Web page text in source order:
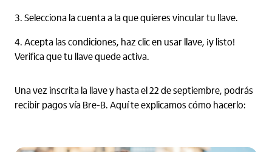
Selecciona la cuenta a la que quieres vincular tu llave.
Acepta las condiciones, haz clic en usar llave, ¡y listo!
Verifica que tu llave quede activa.
Una vez inscrita la llave y hasta el 22 de septiembre, podrás
recibir pagos vía Bre-B. Aquí te explicamos cómo hacerlo: